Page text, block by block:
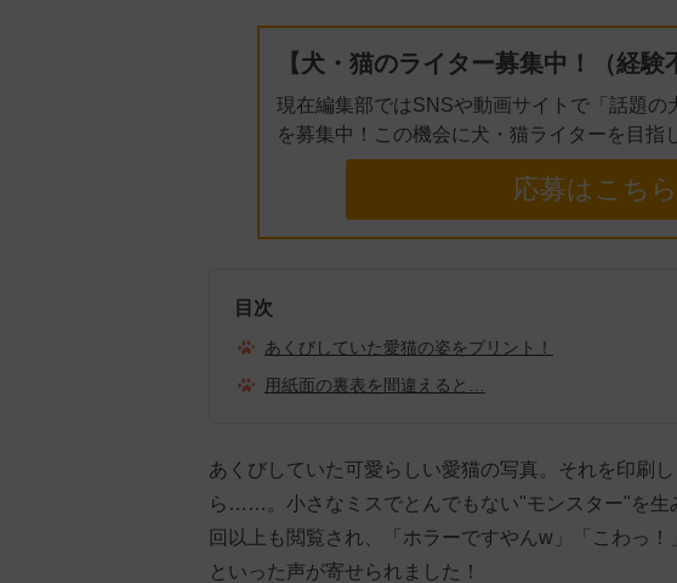
【犬・猫のライター募集中！（経験
現在編集部ではSNSや動画サイトで「話題の
を募集中！この機会に犬・猫ライターを目指
応募はこち
目次
あくびしていた愛猫の姿をプリント！
用紙面の裏表を間違えると…
あくびしていた可愛らしい愛猫の写真。それを印刷
ら……。小さなミスでとんでもない"モンスター"を生
回以上も閲覧され、「ホラーですやんw」「こわっ
といった声が寄せられました！